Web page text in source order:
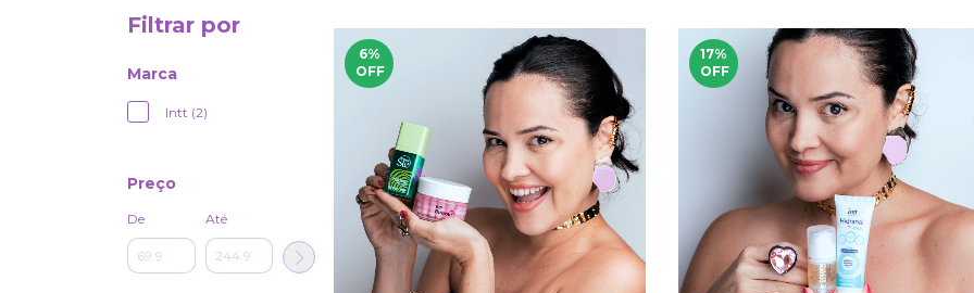
Filtrar por
Marca
Intt (2)
Preço
De Até
6%
OFF
17%
OFF